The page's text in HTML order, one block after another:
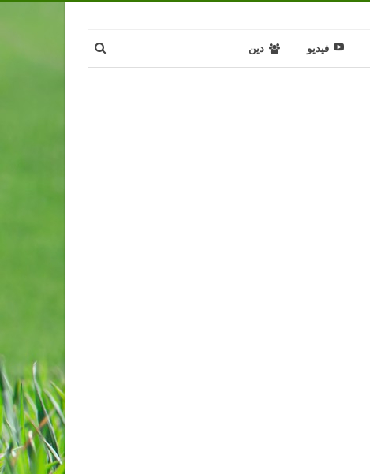
فيديو دين